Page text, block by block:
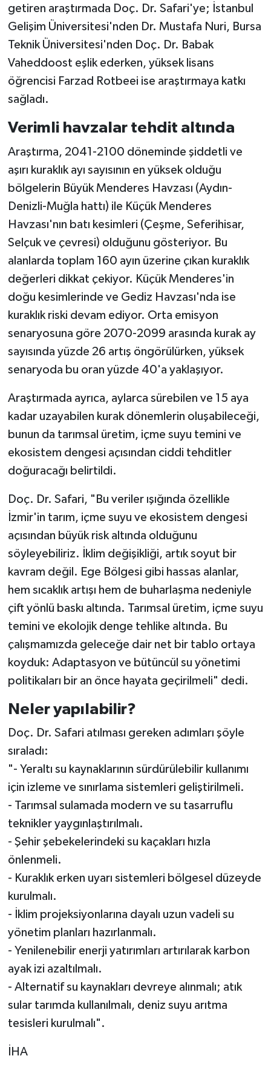
getiren araştırmada Doç. Dr. Safari'ye; İstanbul
Gelişim Üniversitesi'nden Dr. Mustafa Nuri, Bursa
Teknik Üniversitesi'nden Doç. Dr. Babak
Vaheddoost eşlik ederken, yüksek lisans
öğrencisi Farzad Rotbeei ise araştırmaya katkı
sağladı.
Verimli havzalar tehdit altında
Araştırma, 2041-2100 döneminde şiddetli ve
aşırı kuraklık ayı sayısının en yüksek olduğu
bölgelerin Büyük Menderes Havzası (Aydın-
Denizli-Muğla hattı) ile Küçük Menderes
Havzası'nın batı kesimleri (Çeşme, Seferihisar,
Selçuk ve çevresi) olduğunu gösteriyor. Bu
alanlarda toplam 160 ayın üzerine çıkan kuraklık
değerleri dikkat çekiyor. Küçük Menderes'in
doğu kesimlerinde ve Gediz Havzası'nda ise
kuraklık riski devam ediyor. Orta emisyon
senaryosuna göre 2070-2099 arasında kurak ay
sayısında yüzde 26 artış öngörülürken, yüksek
senaryoda bu oran yüzde 40'a yaklaşıyor.
Araştırmada ayrıca, aylarca sürebilen ve 15 aya
kadar uzayabilen kurak dönemlerin oluşabileceği,
bunun da tarımsal üretim, içme suyu temini ve
ekosistem dengesi açısından ciddi tehditler
doğuracağı belirtildi.
Doç. Dr. Safari, "Bu veriler ışığında özellikle
İzmir'in tarım, içme suyu ve ekosistem dengesi
açısından büyük risk altında olduğunu
söyleyebiliriz. İklim değişikliği, artık soyut bir
kavram değil. Ege Bölgesi gibi hassas alanlar,
hem sıcaklık artışı hem de buharlaşma nedeniyle
çift yönlü baskı altında. Tarımsal üretim, içme suyu
temini ve ekolojik denge tehlike altında. Bu
çalışmamızda geleceğe dair net bir tablo ortaya
koyduk: Adaptasyon ve bütüncül su yönetimi
politikaları bir an önce hayata geçirilmeli" dedi.
Neler yapılabilir?
Doç. Dr. Safari atılması gereken adımları şöyle
sıraladı:
"- Yeraltı su kaynaklarının sürdürülebilir kullanımı
için izleme ve sınırlama sistemleri geliştirilmeli.
- Tarımsal sulamada modern ve su tasarruflu
teknikler yaygınlaştırılmalı.
- Şehir şebekelerindeki su kaçakları hızla
önlenmeli.
- Kuraklık erken uyarı sistemleri bölgesel düzeyde
kurulmalı.
- İklim projeksiyonlarına dayalı uzun vadeli su
yönetim planları hazırlanmalı.
- Yenilenebilir enerji yatırımları artırılarak karbon
ayak izi azaltılmalı.
- Alternatif su kaynakları devreye alınmalı; atık
sular tarımda kullanılmalı, deniz suyu arıtma
tesisleri kurulmalı".
İHA